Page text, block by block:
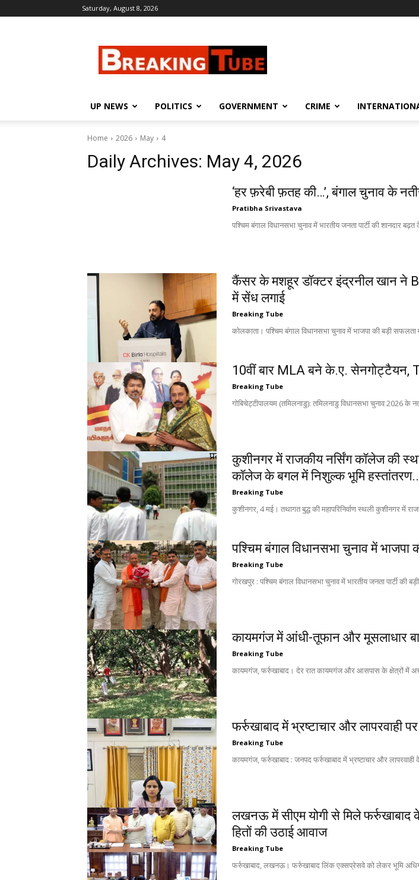
Saturday, August 8, 2026
UP NEWS POLITICS GOVERNMENT CRIME
Home 2026 May 4
Daily Archives: May 4, 2026
‘हर फ़रेबी फ़तह की…’, बंगाल चुनाव के
Pratibha Srivastava
पश्चिम बंगाल विधानसभा चुनाव में भारतीय जनता पार्टी की शानदार
कैंसर के मशहूर डॉक्टर इंद्रनील खान ने
में सेंध लगाई
Breaking Tube
कोलकाता। पश्चिम बंगाल विधानसभा चुनाव में भाजपा की बड़ी
10वीं बार MLA बने के.ए. सेनगोट्टैयन,
Breaking Tube
गोबिचेट्टीपालयम (तमिलनाडु): तमिलनाडु विधानसभा चुनाव 2026 के
कुशीनगर में राजकीय नर्सिंग कॉलेज की
कॉलेज के बगल में निशुल्क भूमि
Breaking Tube
कुशीनगर, 4 मई। तथागत बुद्ध की महापरिनिर्वाण स्थली कुशीनगर में
पश्चिम बंगाल विधानसभा चुनाव में भाजपा
Breaking Tube
गोरखपुर : पश्चिम बंगाल विधानसभा चुनाव में भारतीय जनता पार्टी की
कायमगंज में आंधी-तूफान और मूसलाधार
Breaking Tube
कायमगंज, फर्रुखाबाद। देर रात कायमगंज और आसपास के क्षेत्रों में
फर्रुखाबाद में भ्रष्टाचार और लापरवाही
Breaking Tube
कायमगंज, फर्रुखाबाद : जनपद फर्रुखाबाद में भ्रष्टाचार और लापरवाही
लखनऊ में सीएम योगी से मिले
हितों की उठाई आवाज
Breaking Tube
फर्रुखाबाद, लखनऊ। फर्रुखाबाद लिंक एक्सप्रेसवे को लेकर भूमि